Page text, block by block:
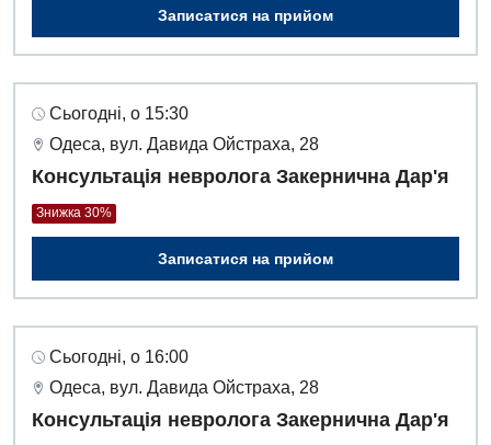
Записатися на прийом
Сьогодні, о 15:30
Одеса, вул. Давида Ойстраха, 28
Консультація невролога Закернична Дар'я
Знижка 30%
Записатися на прийом
Сьогодні, о 16:00
Одеса, вул. Давида Ойстраха, 28
Консультація невролога Закернична Дар'я